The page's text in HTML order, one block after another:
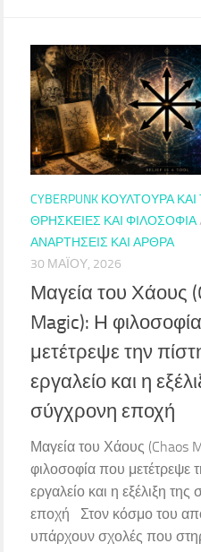
CYBERPUNK ΚΟΥΛΤΟΎΡΑ
ΘΡΗΣΚΕΊΕΣ ΚΑΙ ΦΙΛΟΣΟΦΊΑ
ΑΝΑΡΤΉΣΕΙΣ ΚΑΙ ΆΡΘΡΑ
30 ΜΑΪ́ΟΥ, 2026
Μαγεία του Χάους
Magic): Η
μετέτρεψε την
εργαλείο και η
σύγχρονη εποχή
Μαγεία του Χάους (Chaos
φιλοσοφία που μετέτρεψε
εργαλείο και η εξέλιξη
εποχή Στον κόσμο του
υπάρχουν σχολές που